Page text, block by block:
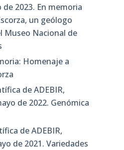
2023. En memoria
un geólogo
Museo Nacional de
Homenaje a
de ADEBIR,
de 2022. Genómica
de ADEBIR,
de 2021. Variedades